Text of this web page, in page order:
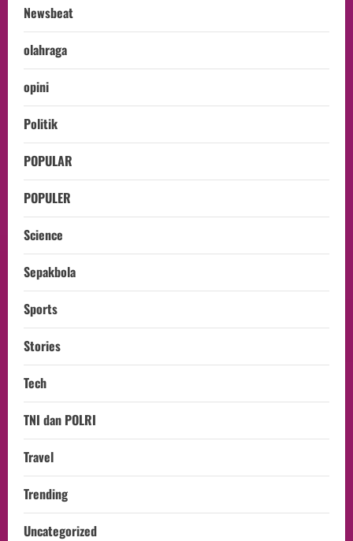
Newsbeat
olahraga
opini
Politik
POPULAR
POPULER
Science
Sepakbola
Sports
Stories
Tech
TNI dan POLRI
Travel
Trending
Uncategorized